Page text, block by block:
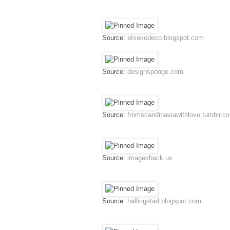
Source: etxekodeco.blogspot.com
Source: designsponge.com
Source:
Source: imageshack.us
Source: hallingstad.blogspot.com